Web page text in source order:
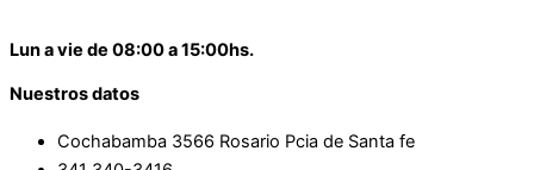
Lun a vie de 08:00 a 15:00hs.
Nuestros datos
Cochabamba 3566 Rosario Pcia de Santa fe